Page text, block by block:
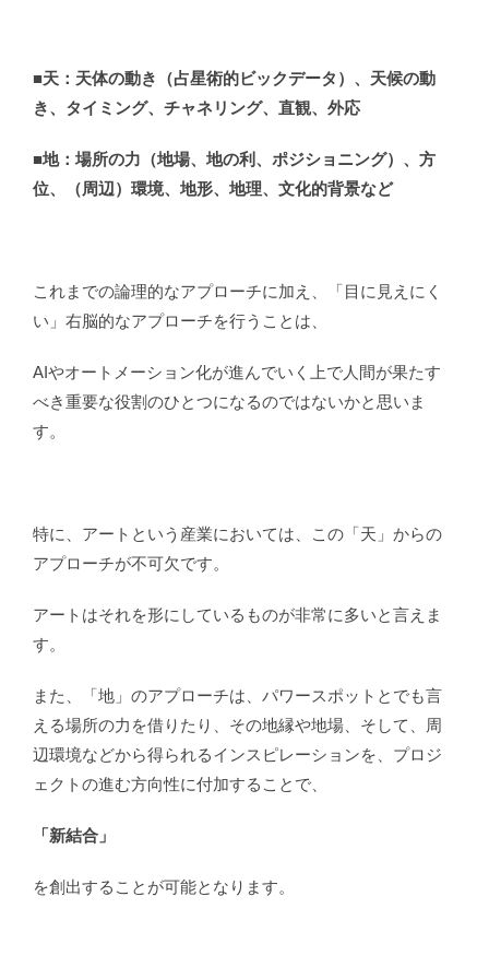
■天：天体の動き（占星術的ビックデータ）、天候の動
き、タイミング、チャネリング、直観、外応
■地：場所の力（地場、地の利、ポジショニング）、方
位、（周辺）環境、地形、地理、文化的背景など
これまでの論理的なアプローチに加え、「目に見えにく
い」右脳的なアプローチを行うことは、
AIやオートメーション化が進んでいく上で人間が果たす
べき重要な役割のひとつになるのではないかと思いま
す。
特に、アートという産業においては、この「天」からの
アプローチが不可欠です。
アートはそれを形にしているものが非常に多いと言えま
す。
また、「地」のアプローチは、パワースポットとでも言
える場所の力を借りたり、その地縁や地場、そして、周
辺環境などから得られるインスピレーションを、プロジ
ェクトの進む方向性に付加することで、
「新結合」
を創出することが可能となります。